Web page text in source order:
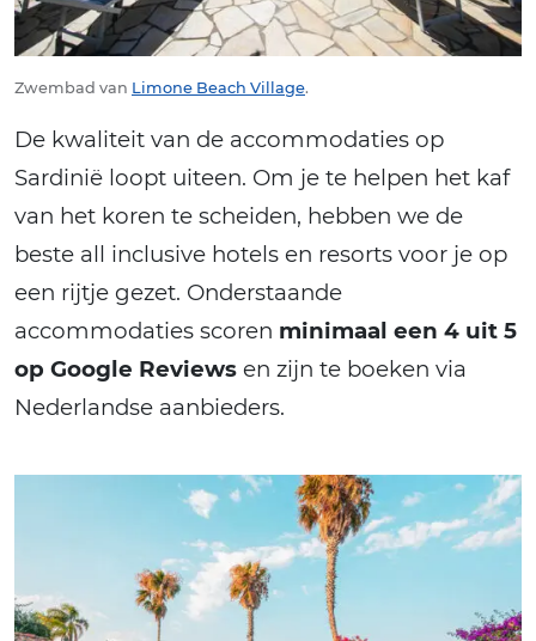
Zwembad van Limone Beach Village.
De kwaliteit van de accommodaties op
Sardinië loopt uiteen. Om je te helpen het kaf
van het koren te scheiden, hebben we de
beste all inclusive hotels en resorts voor je op
een rijtje gezet. Onderstaande
accommodaties scoren minimaal een 4 uit 5
op Google Reviews en zijn te boeken via
Nederlandse aanbieders.